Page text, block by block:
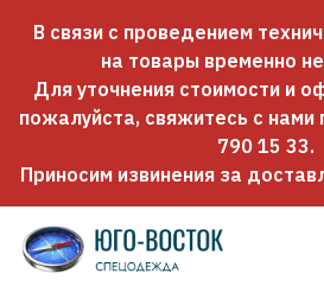
В связи с проведением
на товары временно
Для уточнения стоимости и
пожалуйста, свяжитесь с нами
790 15 33.
Приносим извинения за